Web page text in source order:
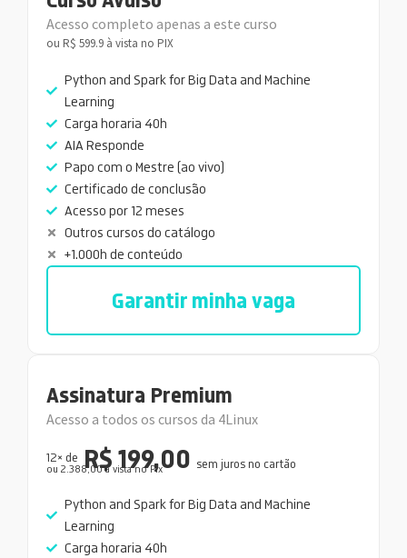
Acesso completo apenas a este curso
ou R$ 599.9 à vista no PIX
Python and Spark for Big Data and Machine
Learning
Carga horaria 40h
AIA Responde
Papo com o Mestre (ao vivo)
Certificado de conclusão
Acesso por 12 meses
Outros cursos do catálogo
+1.000h de conteúdo
Garantir minha vaga
Assinatura Premium
Acesso a todos os cursos da 4Linux
12× deR$ 199,00 sem juros no cartão
ou 2.388,00 a vista no Pix
Python and Spark for Big Data and Machine
Learning
Carga horaria 40h